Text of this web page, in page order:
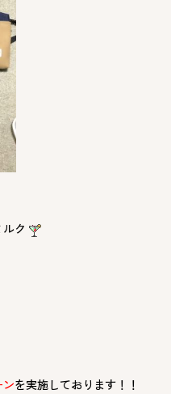
ク
を実施しております！！